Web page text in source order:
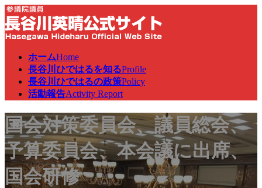
コ
ン
テ
プ
ナ
ビ
ゲ
動
ホームHome
長谷川ひではるを知るProfile
長谷川ひではるの政策Policy
活動報告Activity Report
国会対策委員会、議員総会、
予算委員会、本会議に出席、
国会研修